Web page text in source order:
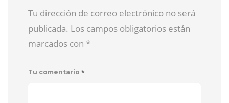
Tu dirección de correo electrónico no será
publicada. Los campos obligatorios están
marcados con *
Tu comentario *